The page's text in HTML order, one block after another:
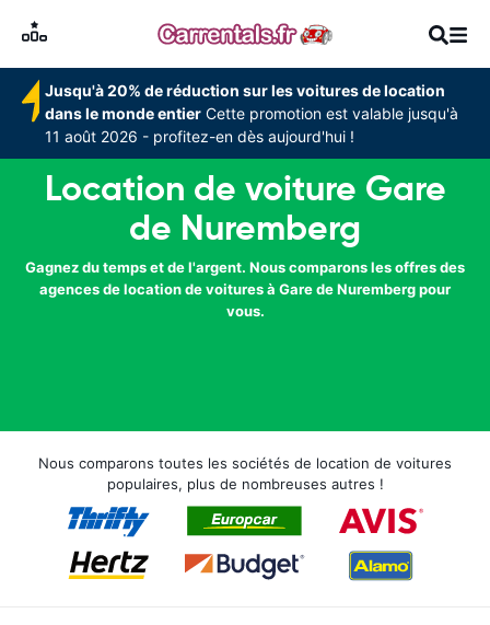
Jusqu'à 20% de réduction sur les voitures de location
dans le monde entier Cette promotion est valable jusqu'à
11 août 2026 - profitez-en dès aujourd'hui !
Location de voiture Gare
de Nuremberg
Gagnez du temps et de l'argent. Nous comparons les offres des
agences de location de voitures à Gare de Nuremberg pour
vous.
Nous comparons toutes les sociétés de location de voitures
populaires, plus de nombreuses autres !